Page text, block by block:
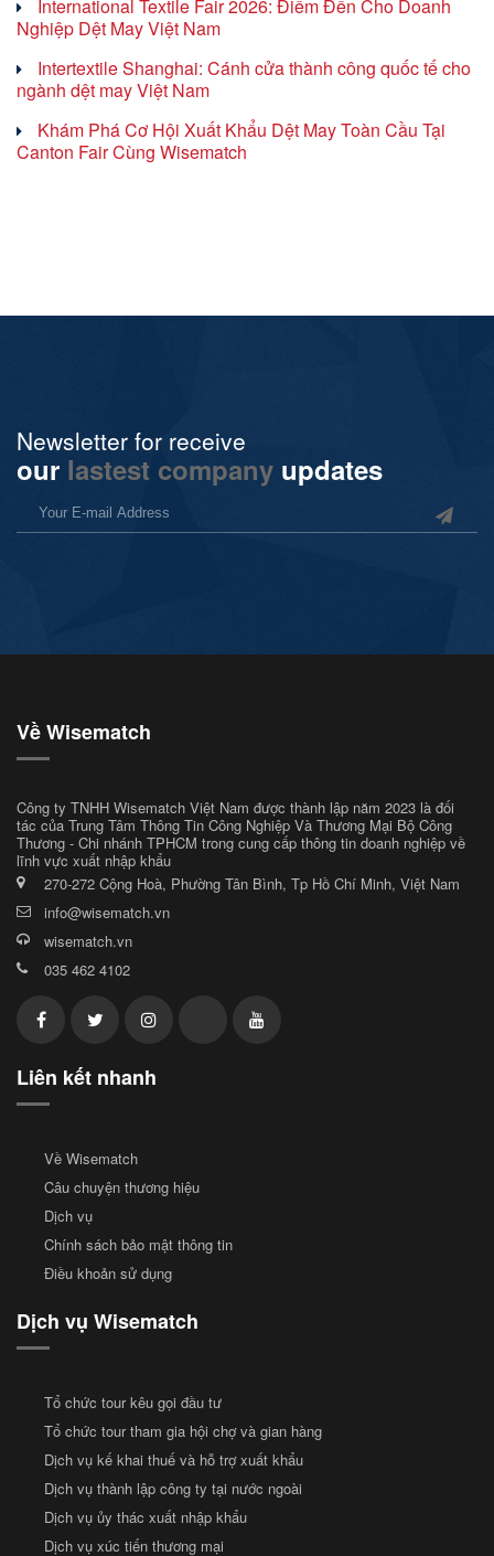
International Textile Fair 2026: Điểm Đến Cho Doanh
Nghiệp Dệt May Việt Nam
Intertextile Shanghai: Cánh cửa thành công quốc tế cho
ngành dệt may Việt Nam
Khám Phá Cơ Hội Xuất Khẩu Dệt May Toàn Cầu Tại
Canton Fair Cùng Wisematch
Newsletter for receive
our lastest company updates
Về Wisematch
Công ty TNHH Wisematch Việt Nam được thành lập năm 2023 là đối
tác của Trung Tâm Thông Tin Công Nghiệp Và Thương Mại Bộ Công
Thương - Chi nhánh TPHCM trong cung cấp thông tin doanh nghiệp về
lĩnh vực xuất nhập khẩu
270-272 Cộng Hoà, Phường Tân Bình, Tp Hồ Chí Minh, Việt Nam
info@wisematch.vn
wisematch.vn
035 462 4102
Liên kết nhanh
Về Wisematch
Câu chuyện thương hiệu
Dịch vụ
Chính sách bảo mật thông tin
Điều khoản sử dụng
Dịch vụ Wisematch
Tổ chức tour kêu gọi đầu tư
Tổ chức tour tham gia hội chợ và gian hàng
Dịch vụ kế khai thuế và hỗ trợ xuất khẩu
Dịch vụ thành lập công ty tại nước ngoài
Dịch vụ ủy thác xuất nhập khẩu
Dịch vụ xúc tiến thương mại